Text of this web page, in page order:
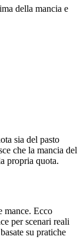
della mancia e
sia del pasto
che la mancia del
propria quota.
mance. Ecco
per scenari reali
su pratiche